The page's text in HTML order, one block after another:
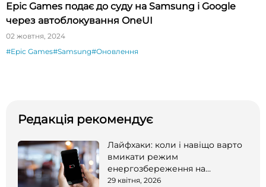
Epic Games подає до суду на Samsung і Google
через автоблокування OneUI
02 жовтня, 2024
#Epic Games#Samsung#Оновлення
Редакція рекомендує
Лайфхаки: коли і навіщо варто
вмикати режим
енергозбереження на
смартфоні
29 квітня, 2026